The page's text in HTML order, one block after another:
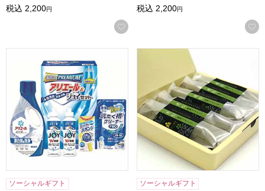
税込 2,200円
お気に入りに登録する
税込 2,200円
ギフト工房 アリエール＆ジョイセット[GAJ-20D]【年間ギフ
ソーシャルギフト
京都宇治 茶游堂 抹茶フィナ
ソーシャルギフト